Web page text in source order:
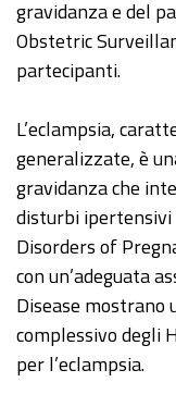
gravidanza e del
Obstetric
partecipanti.
L’eclampsia,
generalizzate, è
gravidanza che
disturbi
Disorders of
con un’adeguata
Disease mostrano
complessivo degli
per l’eclampsia.